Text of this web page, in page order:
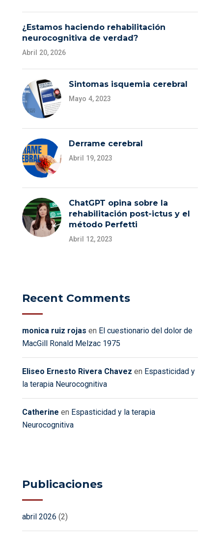
¿Estamos haciendo rehabilitación
neurocognitiva de verdad?
Abril 20, 2026
Sintomas isquemia cerebral
Mayo 4, 2023
Derrame cerebral
Abril 19, 2023
ChatGPT opina sobre la
rehabilitación post-ictus y el
método Perfetti
Abril 12, 2023
Recent Comments
monica ruiz rojas en El cuestionario del dolor de
MacGill Ronald Melzac 1975
Eliseo Ernesto Rivera Chavez en Espasticidad y
la terapia Neurocognitiva
Catherine en Espasticidad y la terapia
Neurocognitiva
Publicaciones
abril 2026 (2)